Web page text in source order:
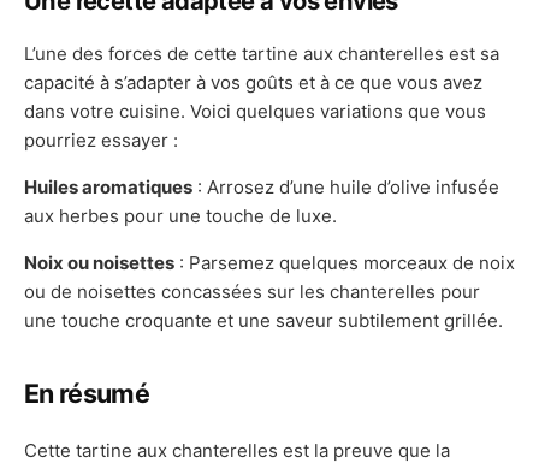
L’une des forces de cette tartine aux chanterelles est sa
capacité à s’adapter à vos goûts et à ce que vous avez
dans votre cuisine. Voici quelques variations que vous
pourriez essayer :
Huiles aromatiques : Arrosez d’une huile d’olive infusée
aux herbes pour une touche de luxe.
Noix ou noisettes : Parsemez quelques morceaux de noix
ou de noisettes concassées sur les chanterelles pour
une touche croquante et une saveur subtilement grillée.
En résumé
Cette tartine aux chanterelles est la preuve que la